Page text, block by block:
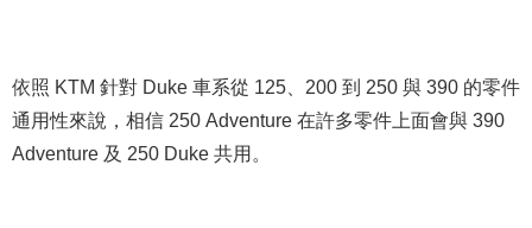
依照 KTM 針對 Duke 車系從 125、200 到 250 與 390 的零件
通用性來說，相信 250 Adventure 在許多零件上面會與 390
Adventure 及 250 Duke 共用。